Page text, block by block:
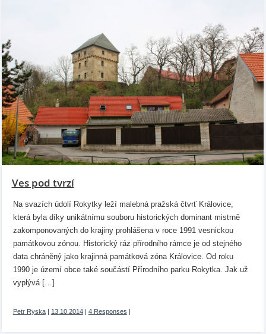
Ves pod tvrzí
Na svazích údolí Rokytky leží malebná pražská čtvrť Královice,
která byla díky unikátnímu souboru historických dominant mistrně
zakomponovaných do krajiny prohlášena v roce 1991 vesnickou
památkovou zónou. Historický ráz přírodního rámce je od stejného
data chráněný jako krajinná památková zóna Královice. Od roku
1990 je území obce také součástí Přírodního parku Rokytka. Jak už
vyplývá […]
Petr Ryska| 13.10.2014| 4 Responses |